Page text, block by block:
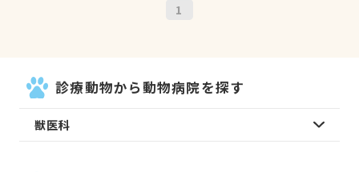
1
診療動物から動物病院を探す
獣医科